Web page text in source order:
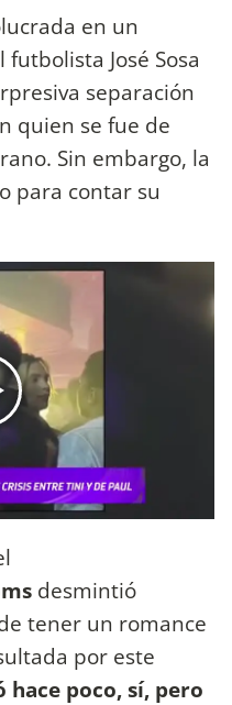
en un
José Sosa
separación
quien se fue de
Sin embargo, la
para contar su
desmintió
tener un romance
por este
hace poco, sí, pero